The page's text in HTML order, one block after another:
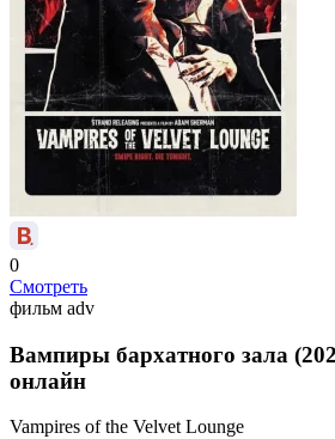
0
Смотреть
фильм adv
Вампиры бархатного зала
онлайн
Vampires of the Velvet Lounge